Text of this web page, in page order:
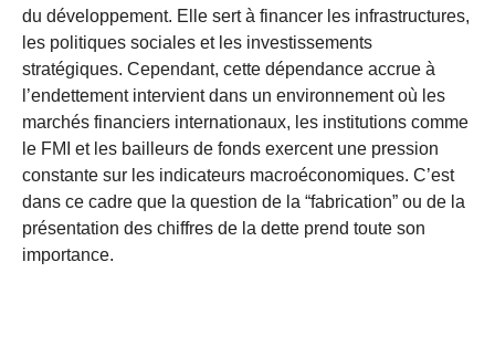
du développement. Elle sert à financer les infrastructures,
les politiques sociales et les investissements
stratégiques. Cependant, cette dépendance accrue à
l’endettement intervient dans un environnement où les
marchés financiers internationaux, les institutions comme
le FMI et les bailleurs de fonds exercent une pression
constante sur les indicateurs macroéconomiques. C’est
dans ce cadre que la question de la “fabrication” ou de la
présentation des chiffres de la dette prend toute son
importance.